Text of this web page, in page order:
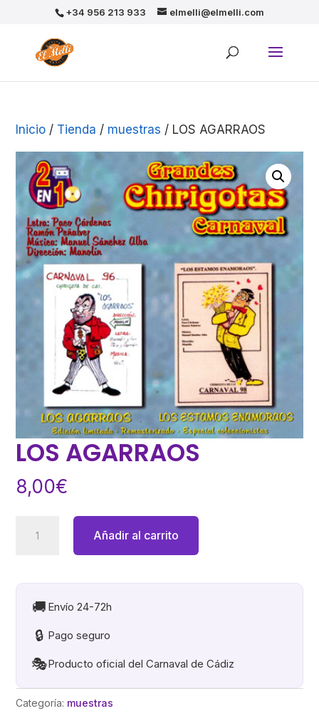
+34 956 213 933 elmelli@elmelli.com
Inicio / Tienda / muestras / LOS AGARRAOS
LOS AGARRAOS
8,00€
AGARRAOS
Añadir al carrito
🚚 Envío 24-72h
🔒 Pago seguro
🎭Producto oficial del Carnaval de Cádiz
Categoría: muestras